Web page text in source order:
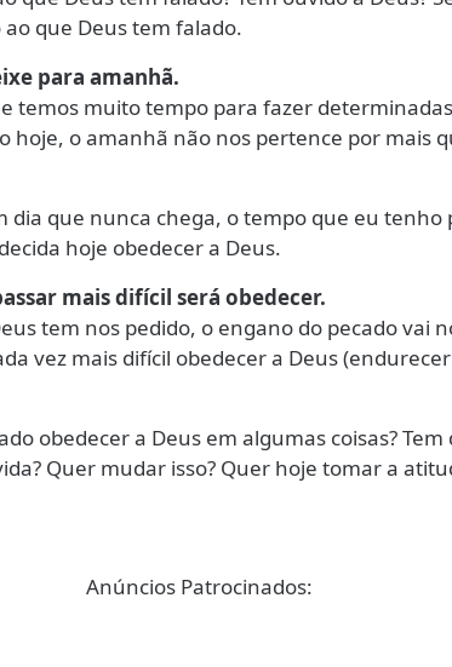
que Deus tem falado.
para amanhã.
temos muito tempo para fazer
hoje, o amanhã não nos pertence por mais
dia que nunca chega, o tempo que eu
hoje obedecer a Deus.
mais difícil será obedecer.
tem nos pedido, o engano do pecado vai
vez mais difícil obedecer a Deus
obedecer a Deus em algumas coisas?
Quer mudar isso? Quer hoje tomar a
Anúncios Patrocinados: